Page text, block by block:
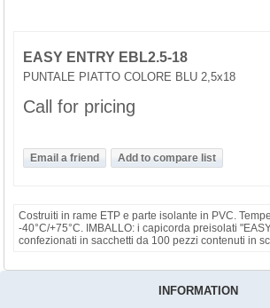
EASY ENTRY EBL2.5-18
PUNTALE PIATTO COLORE BLU 2,5x18
Call for pricing
Costruiti in rame ETP e parte isolante in PVC.
-40°C/+75°C. IMBALLO: i capicorda preisolati
confezionati in sacchetti da 100 pezzi contenuti in
INFORMATION